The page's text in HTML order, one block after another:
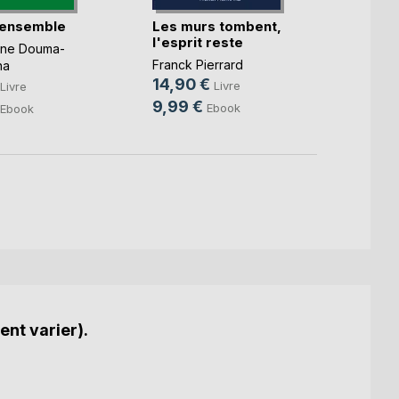
Douma-
Livre
Ebook
Les murs tombent,
l'esprit reste
Franck Pierrard
14,90 € Livre
9,99 € Ebook
varier).